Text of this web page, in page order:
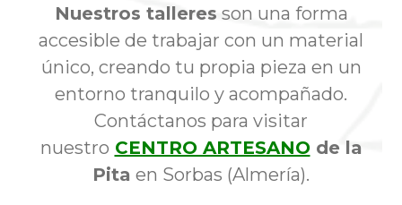
Nuestros talleres son una forma
accesible de trabajar con un material
único, creando tu propia pieza en un
entorno tranquilo y acompañado.
Contáctanos para visitar
nuestro CENTRO ARTESANOde la
Pita en Sorbas (Almería).